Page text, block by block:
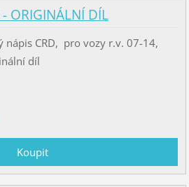
ORIGINÁLNÍ DÍL
nápis CRD, pro vozy r.v. 07-14,
díl